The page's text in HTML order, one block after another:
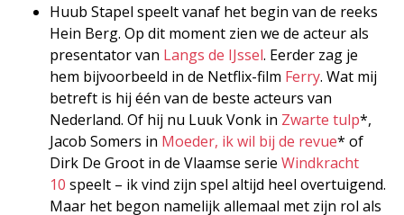
Huub Stapel speelt vanaf het begin van de reeks
Hein Berg. Op dit moment zien we de acteur als
presentator van Langs de IJssel. Eerder zag je
hem bijvoorbeeld in de Netflix-film Ferry. Wat mij
betreft is hij één van de beste acteurs van
Nederland. Of hij nu Luuk Vonk in Zwarte tulp*,
Jacob Somers in Moeder, ik wil bij de revue* of
Dirk De Groot in de Vlaamse serie Windkracht
10 speelt – ik vind zijn spel altijd heel overtuigend.
Maar het begon namelijk allemaal met zijn rol als